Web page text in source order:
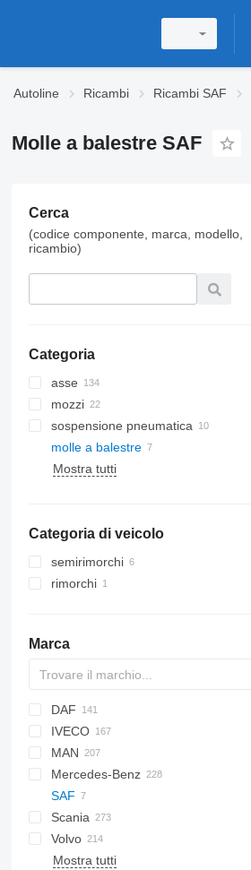
Autoline Ricambi Ricambi SAF
Molle a balestre SAF
Cerca
(codice componente, marca, modello,
ricambio)
Categoria
asse
mozzi
sospensione pneumatica
molle a balestre
Mostra tutti
Categoria di veicolo
semirimorchi
rimorchi
Marca
DAF
CF
LF
XF
Ducato
F-MAX
F-series
Ranger
Transit
IVECO
Daily
EuroCargo
Eurotech
Eurotrakker
S-Way
Stralis
ZW
MAN
F90
L2000
LE
TGA
TGL
Mercedes-Benz
A-Class
Actros
Antos
Arocs
Canter
Canter
Atleon
Cabstar
Serena
Vanette
Boxer
Kerax
Magnum
Mascott
Master
SAF
Scania
G-series
P-series
Opalin
Safari
T-series
Crafter
LT
Volvo
B-series
Mostra tutti